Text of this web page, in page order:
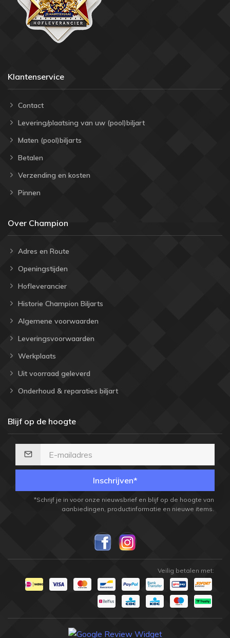
Klantenservice
Contact
Levering/plaatsing van uw (pool)biljart
Maten (pool)biljarts
Betalen
Verzending en kosten
Pinnen
Over Champion
Adres en Route
Openingstijden
Hofleverancier
Historie Champion Biljarts
Algemene voorwaarden
Leveringsvoorwaarden
Werkplaats
Uit voorraad geleverd
Onderhoud & reparaties biljart
Blijf op de hoogte
Inschrijven*
*Schrijf je in voor onze nieuwsbrief en blijf op de hoogte van
aanbiedingen, productinformatie en nieuwe items.
Veilig betalen met: